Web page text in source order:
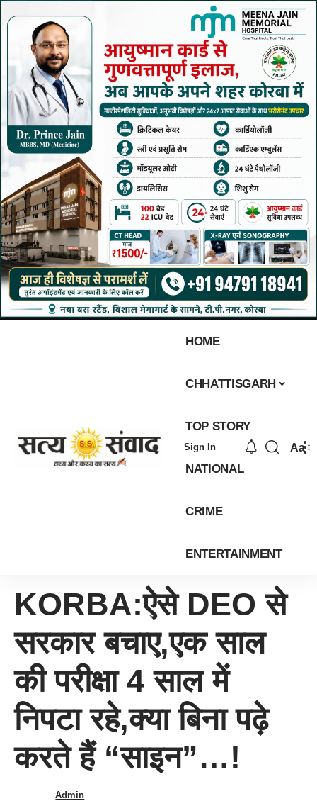
HOME
CHHATTISGARH
TOP STORY
NATIONAL
CRIME
ENTERTAINMENT
Sign In Aa
KORBA:ऐसे DEO से
सरकार बचाए,एक साल
की परीक्षा 4 साल में
निपटा रहे,क्या बिना पढ़े
करते हैं “साइन”…!
Admin